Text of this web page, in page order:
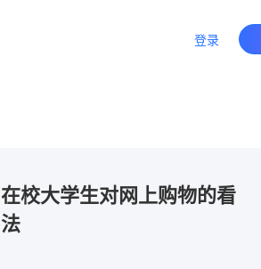
登录
在校大学生对网上购物的看
法